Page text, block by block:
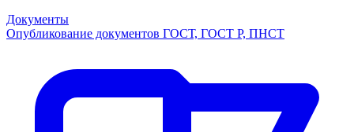
Документы
Опубликование документов ГОСТ, ГОСТ Р, ПНСТ